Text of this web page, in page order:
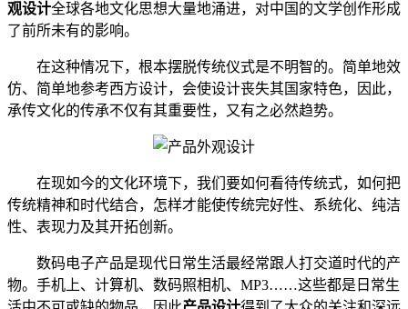
观设计全球各地文化思想大量地涌进，对中国的文学创作形成
了前所未有的影响。
在这种情况下，根本摆脱传统仪式是不明智的。简单地效
仿、简单地参考西方设计，会使设计丧失其国家特色，因此，
承传文化的传承不仅有其重要性，又有之必然趋势。
在现如今的文化环境下，我们要如何看待传统式，如何把
传统精神和时代结合，怎样才能使传统完好性、系统化、纯洁
性、表现力及其开拓创新。
数码电子产品是现代日常生活最经常跟人打交道时代的产
物。手机上、计算机、数码照相机、MP3……这些都是日常生